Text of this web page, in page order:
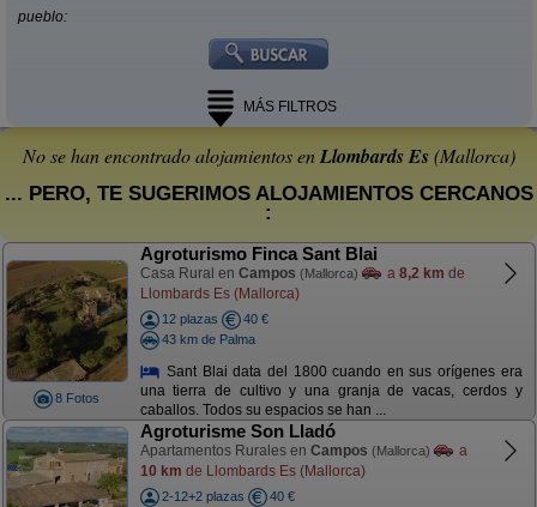
pueblo:
MÁS FILTROS
No se han encontrado alojamientos enLlombards Es(Mallorca)
... PERO, TE SUGERIMOS ALOJAMIENTOS CERCANOS
:
8 Fotos
Agroturismo Finca Sant Blai
Casa Rural en Campos (Mallorca) a 8,2 km de
Llombards Es (Mallorca)
12 plazas
40 €
43 km de Palma
Sant Blai data del 1800 cuando en sus orígenes era
una tierra de cultivo y una granja de vacas, cerdos y
caballos. Todos su espacios se han ...
Agroturisme Son Lladó
Apartamentos Rurales en Campos (Mallorca)
a
10 km de Llombards Es (Mallorca)
2-12+2 plazas
40 €